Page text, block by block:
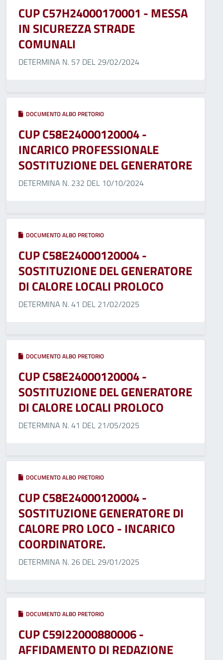
CUP C57H24000170001 - MESSA
IN SICUREZZA STRADE
COMUNALI
DETERMINA N. 57 DEL 29/02/2024
DOCUMENTO ALBO PRETORIO
CUP C58E24000120004 -
INCARICO PROFESSIONALE
SOSTITUZIONE DEL GENERATORE
DETERMINA N. 232 DEL 10/10/2024
DOCUMENTO ALBO PRETORIO
CUP C58E24000120004 -
SOSTITUZIONE DEL GENERATORE
DI CALORE LOCALI PROLOCO
DETERMINA N. 41 DEL 21/02/2025
DOCUMENTO ALBO PRETORIO
CUP C58E24000120004 -
SOSTITUZIONE DEL GENERATORE
DI CALORE LOCALI PROLOCO
DETERMINA N. 41 DEL 21/05/2025
DOCUMENTO ALBO PRETORIO
CUP C58E24000120004 -
SOSTITUZIONE GENERATORE DI
CALORE PRO LOCO - INCARICO
COORDINATORE.
DETERMINA N. 26 DEL 29/01/2025
DOCUMENTO ALBO PRETORIO
CUP C59I22000880006 -
AFFIDAMENTO DI REDAZIONE